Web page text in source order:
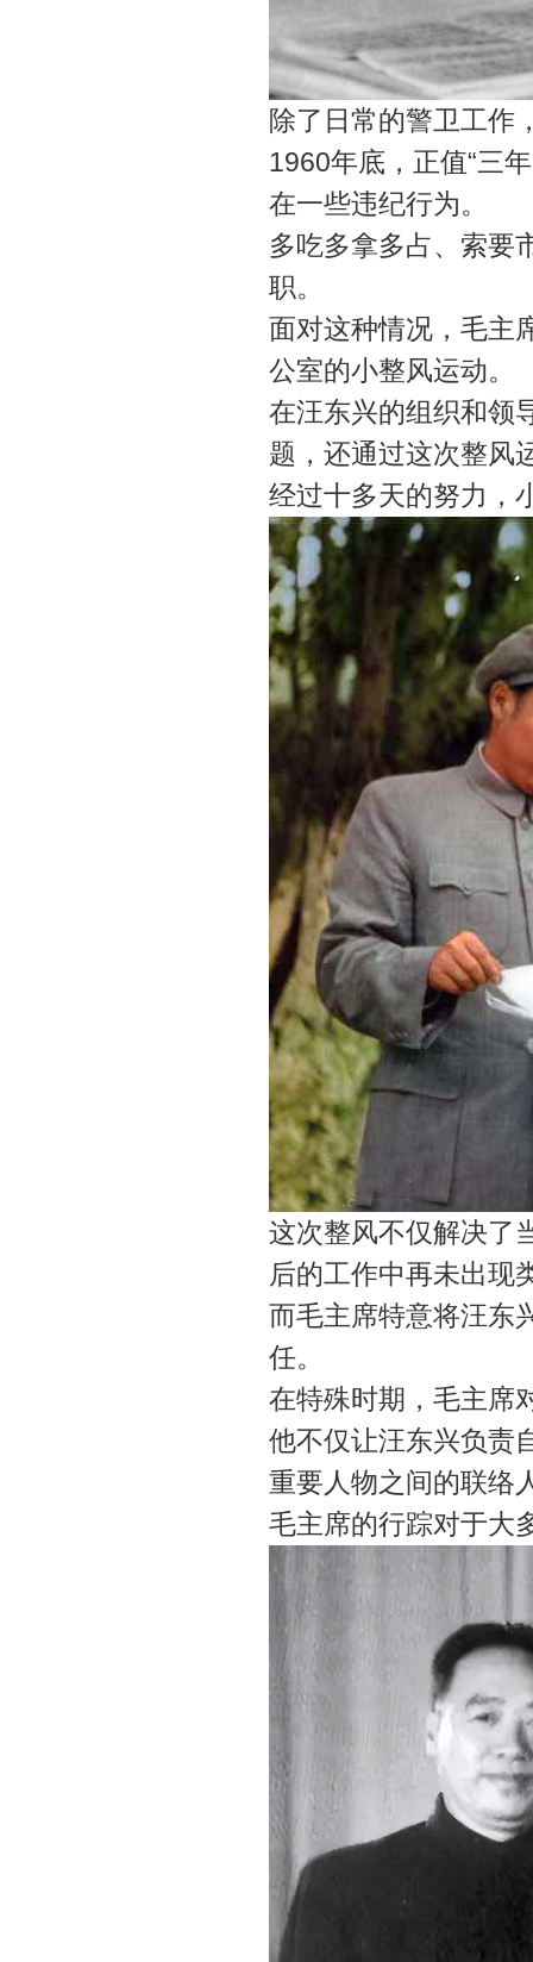
除了日常的警卫工作
1960年底，正值“三
在一些违纪行为。
多吃多拿多占、索要
职。
面对这种情况，毛主
公室的小整风运动。
在汪东兴的组织和领
题，还通过这次整风
经过十多天的努力，
这次整风不仅解决了
后的工作中再未出现
而毛主席特意将汪东
任。
在特殊时期，毛主席
他不仅让汪东兴负责
重要人物之间的联络
毛主席的行踪对于大